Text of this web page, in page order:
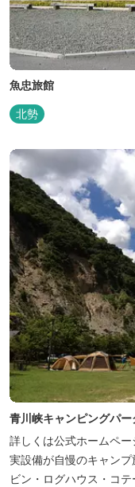
魚忠旅館
北勢
青川峡キャンピングパー
詳しくは公式ホームページ等でご
実設備が自慢のキャン
ビン・ログハウス・コ